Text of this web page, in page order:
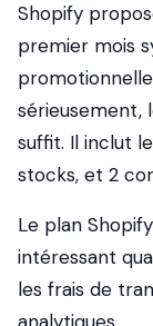
Shopify
premier mois
sérieusement,
suffit. Il inclut
stocks, et 2
Le plan
intéressant
les frais de